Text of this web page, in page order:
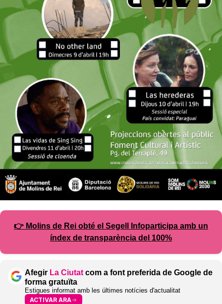
👉 Molins de Rei obté el Segell Infoparticipa amb un
índex de transparència del 100%
Afegir La Ciutat com a font preferida de Google de
forma gratuïta
Estigues informat amb les últimes notícies d'actualitat
ACTIVAR ARA